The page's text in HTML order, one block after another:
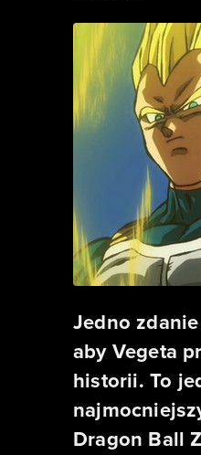
Jedno
aby Vegeta
historii. To
Dragon Ball Z